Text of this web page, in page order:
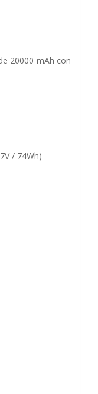
20000 mAh con
/ 74Wh)